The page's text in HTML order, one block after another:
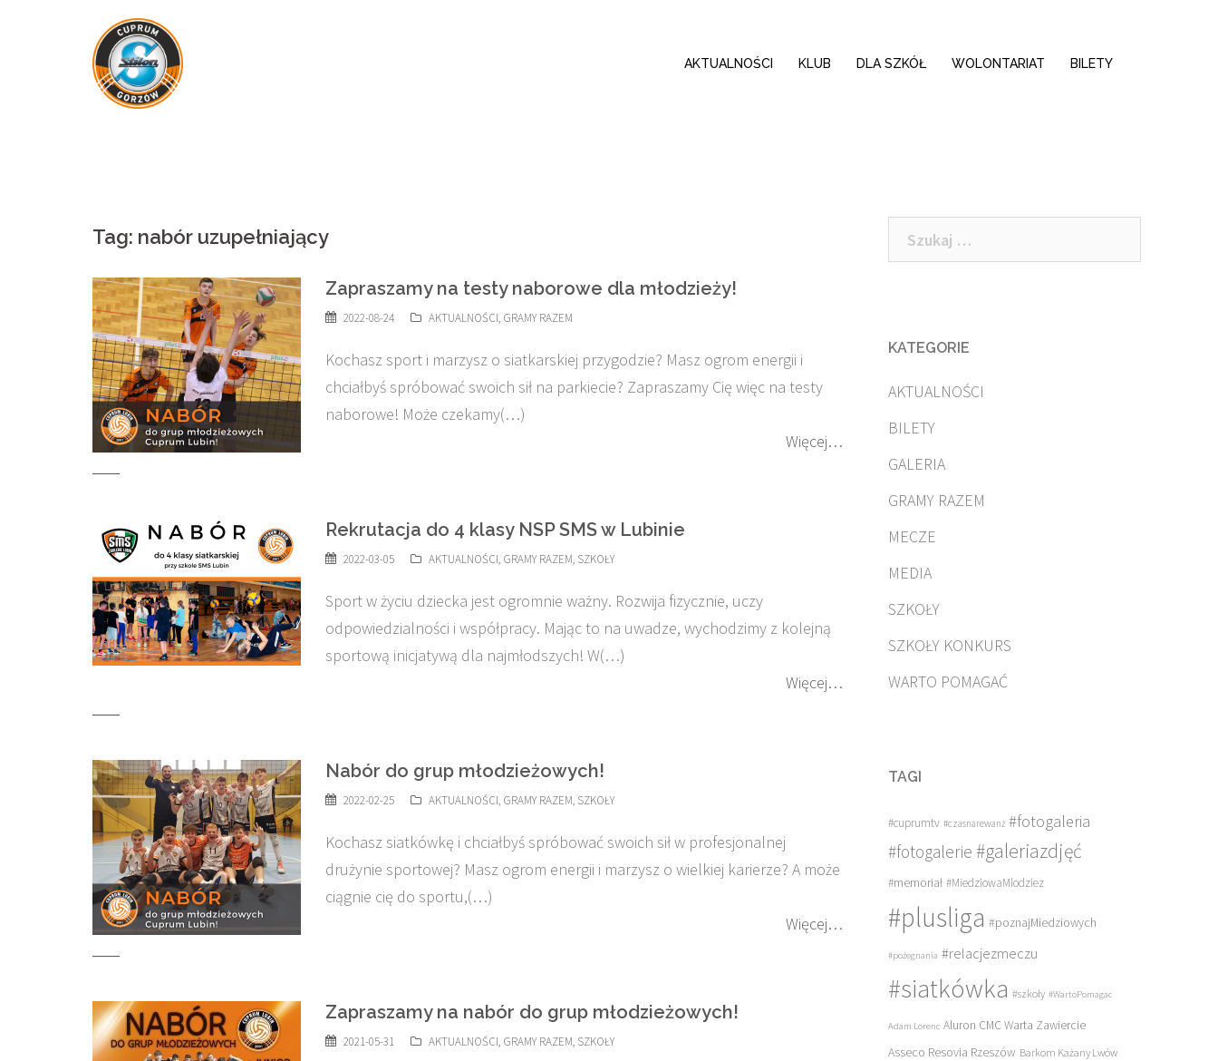
AKTUALNOŚCI KLUB DLA SZKÓŁ WOLONTARIAT BILETY
Tag: nabór uzupełniający
Zapraszamy na testy naborowe dla młodzieży!
2022-08-24 AKTUALNOŚCI, GRAMY RAZEM
Kochasz sport i marzysz o siatkarskiej przygodzie? Masz ogrom energii i
chciałbyś spróbować swoich sił na parkiecie? Zapraszamy Cię więc na testy
naborowe! Może czekamy(…)
Więcej…
Rekrutacja do 4 klasy NSP SMS w Lubinie
2022-03-05 AKTUALNOŚCI, GRAMY RAZEM, SZKOŁY
Sport w życiu dziecka jest ogromnie ważny. Rozwija fizycznie, uczy
odpowiedzialności i współpracy. Mając to na uwadze, wychodzimy z kolejną
sportową inicjatywą dla najmłodszych! W(…)
Więcej…
Nabór do grup młodzieżowych!
2022-02-25 AKTUALNOŚCI, GRAMY RAZEM, SZKOŁY
Kochasz siatkówkę i chciałbyś spróbować swoich sił w profesjonalnej
drużynie sportowej? Masz ogrom energii i marzysz o wielkiej karierze? A może
ciągnie cię do sportu,(…)
Więcej…
Zapraszamy na nabór do grup młodzieżowych!
2021-05-31 AKTUALNOŚCI, GRAMY RAZEM, SZKOŁY
Szukaj:
KATEGORIE
AKTUALNOŚCI
BILETY
GALERIA
GRAMY RAZEM
MECZE
MEDIA
SZKOŁY
SZKOŁY KONKURS
WARTO POMAGAĆ
TAGI
#cuprumtv #czasnarewanż #fotogaleria
#fotogalerie #galeriazdjęć
#memoriał #MiedziowaMlodziez
#plusliga #poznajMiedziowych
#pożegnania #relacjezmeczu
#siatkówka #szkoły #WartoPomagac
Adam Lorenc Aluron CMC Warta Zawiercie
Asseco Resovia Rzeszów Barkom Każany Lwów